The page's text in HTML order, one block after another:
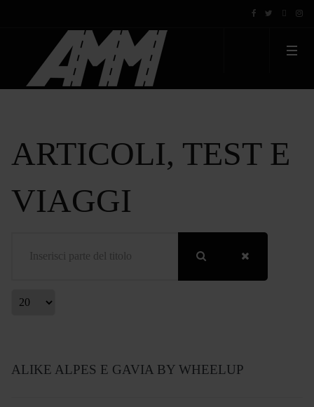
ARTICOLI, TEST E
VIAGGI
Visualizza #
ALIKE ALPES E GAVIA BY WHEELUP